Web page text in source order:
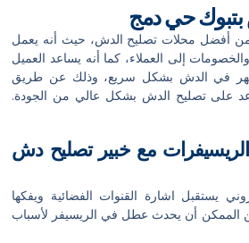
بتبوكحي دمج
أفضل محلات تصليح الدش، حيث أنه يعمل
إلى العملاء، كما أنه يساعد العميل
في الدش بشكل سريع، وذلك عن طريق
على تصليح الدش بشكل عالي من الجودة.
مع خبير تصليح دش
يستقبل اشارة القنوات الفضائية ويفكها
الممكن أن يحدث عطل في الريسيفر لأسباب